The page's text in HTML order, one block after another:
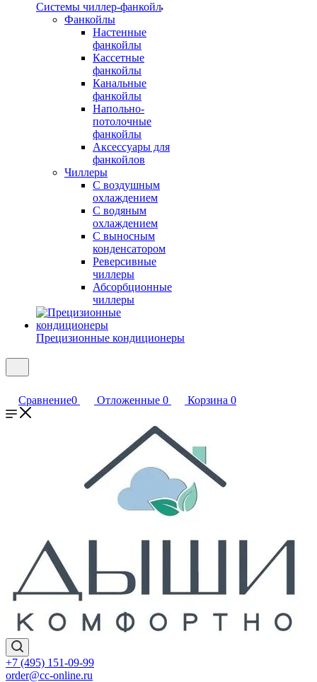
Системы чиллер-фанкойл
Фанкойлы
Настенные
фанкойлы
Кассетные
фанкойлы
Канальные
фанкойлы
Напольно-
потолочные
фанкойлы
Аксессуары для
фанкойлов
Чиллеры
С воздушным
охлаждением
С водяным
охлаждением
С выносным
конденсатором
Реверсивные
чиллеры
Абсорбционные
чиллеры
Прецизионные кондиционеры
Сравнение0 Отложенные 0 Корзина 0
+7 (495) 151-09-99
order@cc-online.ru